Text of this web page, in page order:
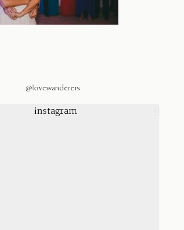
@lovewanderers
Sobre Nosotros